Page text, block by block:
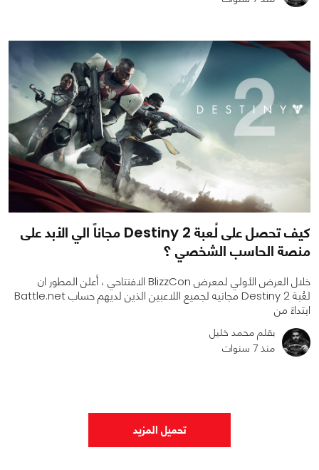
كيف تحصل على لُعبة Destiny 2 مجاناً الي الأبد على
منصة الحاسب الشخصي ؟
خلال العرض الأولي لمعرض BlizzCon الافتتاحي ، أعلن المطور ان
لعُبة Destiny 2 مجانيه لجميع اللاعبين الذين لديهم حساب Battle.net
ابتداءً من
بقلم محمد خليل
منذ 7 سنوات
تحميل المزيد